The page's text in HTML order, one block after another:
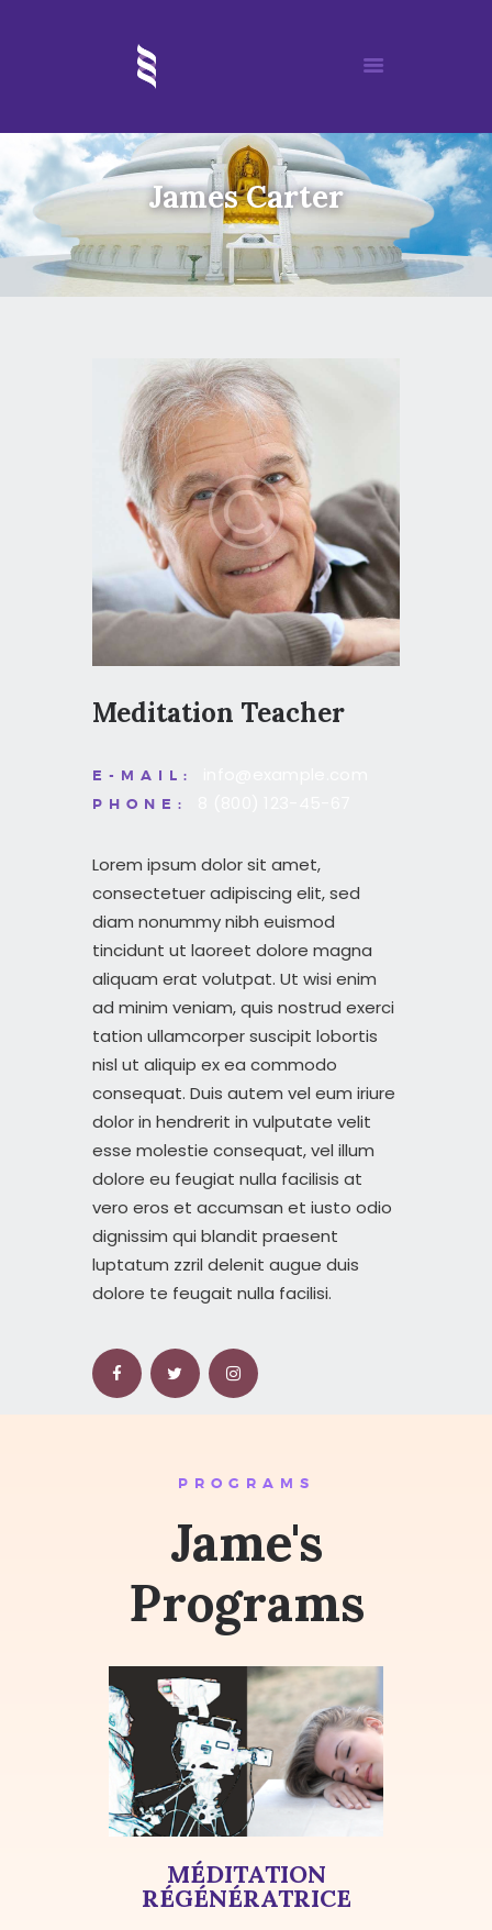
James Carter
ACCUEIL
MORIA
MÉDITATION
ÉVÈNEMENTS
ARTICLES
PARTENAIRES
CONTACT
Meditation Teacher
E-MAIL:
PHONE:
Lorem ipsum dolor sit amet,
consectetuer adipiscing elit, sed
diam nonummy nibh euismod
tincidunt ut laoreet dolore magna
aliquam erat volutpat. Ut wisi enim
ad minim veniam, quis nostrud exerci
tation ullamcorper suscipit lobortis
nisl ut aliquip ex ea commodo
consequat. Duis autem vel eum iriure
dolor in hendrerit in vulputate velit
esse molestie consequat, vel illum
dolore eu feugiat nulla facilisis at
vero eros et accumsan et iusto odio
dignissim qui blandit praesent
luptatum zzril delenit augue duis
dolore te feugait nulla facilisi.
PROGRAMS
Jame's
Programs
MÉDITATION
RÉGÉNÉRATRICE